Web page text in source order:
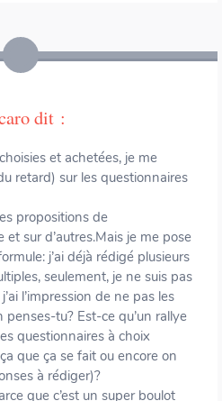
dit :
et achetées, je me
retard) sur les questionnaires
propositions de
sur d’autres.Mais je me pose
j’ai déjà rédigé plusieurs
seulement, je ne suis pas
l’impression de ne pas les
penses-tu? Est-ce qu’un rallye
questionnaires à choix
que ça se fait ou encore on
à rédiger)?
que c’est un super boulot